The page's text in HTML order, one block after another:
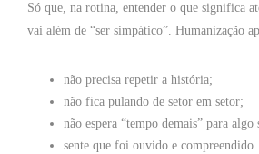
Só que, na rotina, entender o que significa
vai além de “ser simpático”. Humanização
não precisa repetir a história;
não fica pulando de setor em setor;
não espera “tempo demais” para algo
sente que foi ouvido e compreendido.